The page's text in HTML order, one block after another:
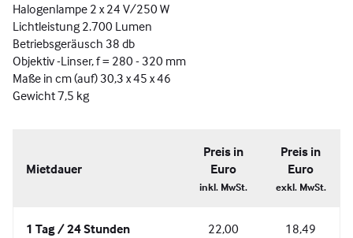
Halogenlampe 2 x 24 V/250 W
Lichtleistung 2.700 Lumen
Betriebsgeräusch 38 db
Objektiv -Linser, f = 280 - 320 mm
Maße in cm (auf) 30,3 x 45 x 46
Gewicht 7,5 kg
Mietdauer
Preis in
Euro
inkl. MwSt.
Preis in
Euro
exkl. MwSt.
1 Tag / 24 Stunden 22,00 18,49